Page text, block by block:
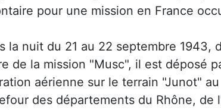
pour une mission en France
la nuit du 21 au 22 septembre 1943,
de la mission "Musc", il est déposé
aérienne sur le terrain "Junot" au
des départements du Rhône, de